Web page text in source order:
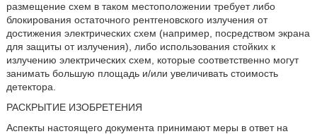
размещение схем в таком местоположении требует либо
блокирования остаточного рентгеновского излучения от
достижения электрических схем (например, посредством экрана
для защиты от излучения), либо использования стойких к
излучению электрических схем, которые соответственно могут
занимать большую площадь и/или увеличивать стоимость
детектора.
РАСКРЫТИЕ ИЗОБРЕТЕНИЯ
Аспекты настоящего документа принимают меры в ответ на